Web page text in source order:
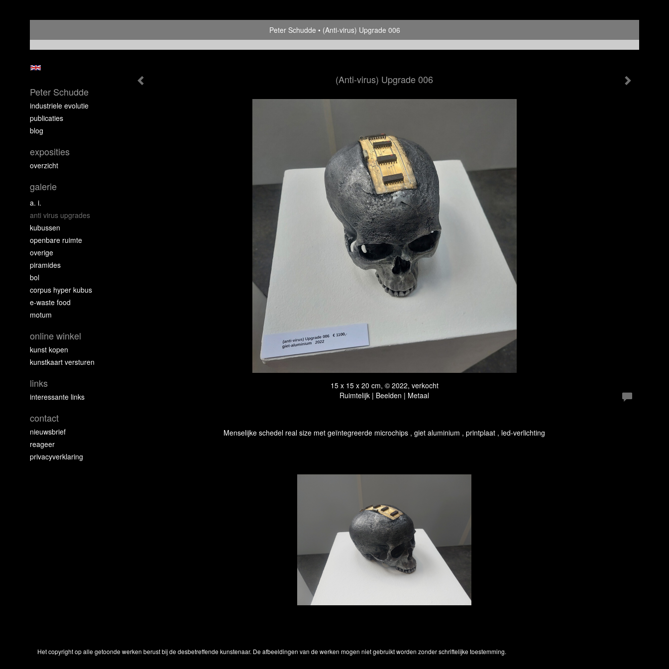
Peter Schudde (Anti-virus) Upgrade 006
(Anti-virus) Upgrade 006
15 x 15 x 20 cm, © 2022, verkocht
Ruimtelijk | Beelden | Metaal
Menselijke schedel real size met geïntegreerde microchips , giet aluminium , printplaat , led-verlichting
Peter Schudde
industriele evolutie
publicaties
blog
exposities
overzicht
galerie
a. i.
anti virus upgrades
kubussen
openbare ruimte
overige
piramides
bol
corpus hyper kubus
e-waste food
motum
online winkel
kunst kopen
kunstkaart versturen
links
interessante links
contact
nieuwsbrief
reageer
privacyverklaring
Het copyright op alle getoonde werken berust bij de desbetreffende kunstenaar. De afbeeldingen van de werken mogen niet gebruikt worden zonder schriftelijke toestemming.